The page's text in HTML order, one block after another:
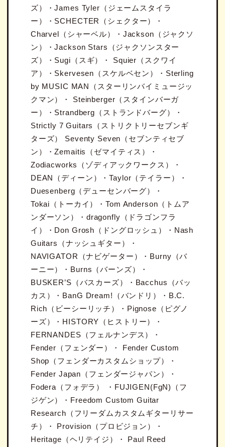
ズ）・James Tyler（ジェームスタイラ
ー）・SCHECTER（シェクター）・
Charvel（シャーベル）・Jackson（ジャクソ
ン）・Jackson Stars（ジャクソンスター
ズ）・Sugi（スギ）・ Squier（スクワイ
ア）・Skervesen（スケルベセン）・Sterling
by MUSIC MAN（スターリンバイミュージッ
クマン）・ Steinberger（スタインバーガ
ー）・Strandberg（ストランドバーグ）・
Strictly 7 Guitars（ストリクトリーセブンギ
ターズ） Seventy Seven（セブンティセブ
ン）・Zemaitis（ゼマイティス）・
Zodiacworks（ゾディアックワークス）・
DEAN（ディーン）・Taylor（テイラー）・
Duesenberg（デューセンバーグ）・
Tokai（トーカイ）・Tom Anderson（トムア
ンダーソン）・dragonfly（ドラゴンフラ
イ）・Don Grosh（ドングロッシュ）・Nash
Guitars（ナッシュギター）・
NAVIGATOR（ナビゲーター）・Burny（バ
ーニー）・Burns（バーンズ）・
BUSKER’S（バスカーズ）・Bacchus（バッ
カス）・BanG Dream!（バンドリ）・B.C.
Rich（ビーシーリッチ）・Pignose（ピグノ
ーズ）・HISTORY（ヒストリー）・
FERNANDES（フェルナンデス）・
Fender（フェンダー）・ Fender Custom
Shop（フェンダーカスタムショップ）・
Fender Japan（フェンダージャパン）・
Fodera（フォデラ） ・FUJIGEN(FgN)（フ
ジゲン）・Freedom Custom Guitar
Research（フリーダムカスタムギターリサー
チ）・ Provision（プロビジョン）・
Heritage（ヘリテイジ）・ Paul Reed